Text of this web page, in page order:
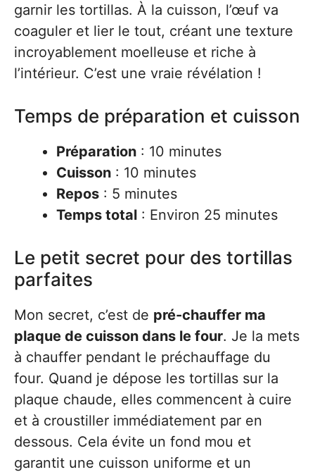
garnir les tortillas. À la cuisson, l’œuf va
coaguler et lier le tout, créant une texture
incroyablement moelleuse et riche à
l’intérieur. C’est une vraie révélation !
Temps de préparation et cuisson
Préparation : 10 minutes
Cuisson : 10 minutes
Repos : 5 minutes
Temps total : Environ 25 minutes
Le petit secret pour des tortillas
parfaites
Mon secret, c’est de pré-chauffer ma
plaque de cuisson dans le four. Je la mets
à chauffer pendant le préchauffage du
four. Quand je dépose les tortillas sur la
plaque chaude, elles commencent à cuire
et à croustiller immédiatement par en
dessous. Cela évite un fond mou et
garantit une cuisson uniforme et un